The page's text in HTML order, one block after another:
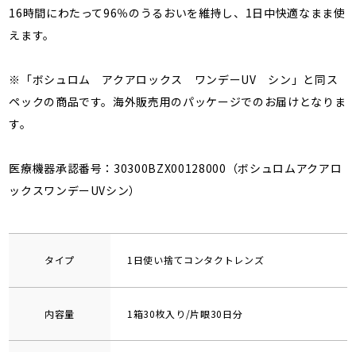
16時間にわたって96％のうるおいを維持し、1日中快適なまま使
えます。
※「ボシュロム アクアロックス ワンデーUV シン」と同ス
ペックの商品です。海外販売用のパッケージでのお届けとなりま
す。
医療機器承認番号：30300BZX00128000（ボシュロムアクアロ
ックスワンデーUVシン）
タイプ 1日使い捨てコンタクトレンズ
内容量 1箱30枚入り/片眼30日分